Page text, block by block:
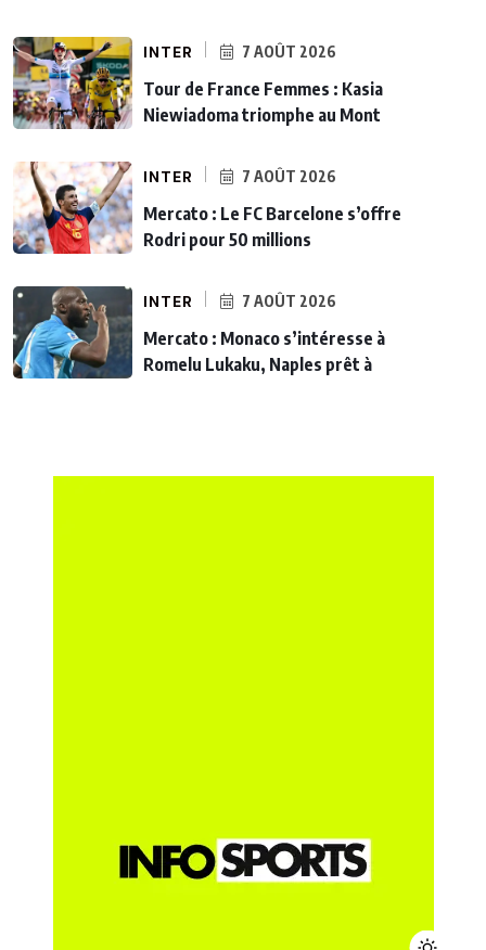
INTER 7 AOÛT 2026
Tour de France Femmes : Kasia
Niewiadoma triomphe au Mont
INTER 7 AOÛT 2026
Mercato : Le FC Barcelone s’offre
Rodri pour 50 millions
INTER 7 AOÛT 2026
Mercato : Monaco s’intéresse à
Romelu Lukaku, Naples prêt à